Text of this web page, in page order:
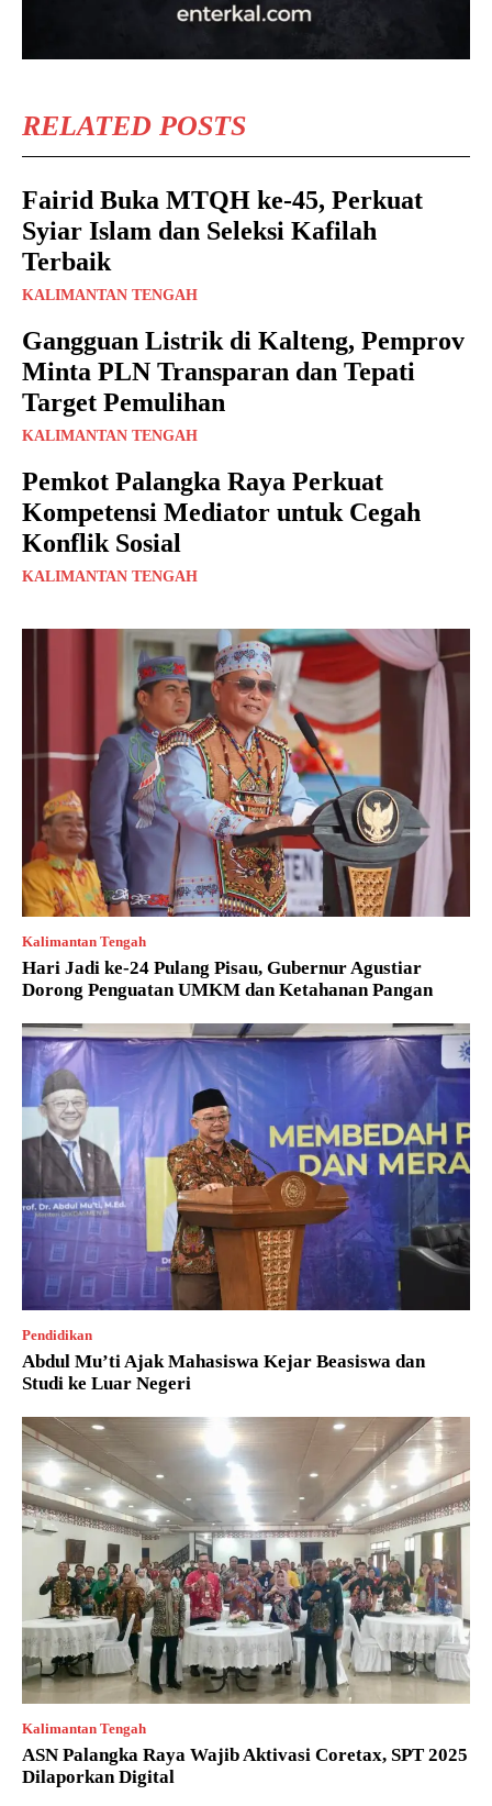
RELATED POSTS
Fairid Buka MTQH ke-45, Perkuat
Syiar Islam dan Seleksi Kafilah
Terbaik
KALIMANTAN TENGAH
Gangguan Listrik di Kalteng, Pemprov
Minta PLN Transparan dan Tepati
Target Pemulihan
KALIMANTAN TENGAH
Pemkot Palangka Raya Perkuat
Kompetensi Mediator untuk Cegah
Konflik Sosial
KALIMANTAN TENGAH
Kalimantan Tengah
Hari Jadi ke-24 Pulang Pisau, Gubernur Agustiar
Dorong Penguatan UMKM dan Ketahanan Pangan
Pendidikan
Abdul Mu’ti Ajak Mahasiswa Kejar Beasiswa dan
Studi ke Luar Negeri
Kalimantan Tengah
ASN Palangka Raya Wajib Aktivasi Coretax, SPT 2025
Dilaporkan Digital